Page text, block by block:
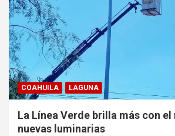
COAHUILA LAGUNA
La Línea Verde brilla más con
nuevas luminarias